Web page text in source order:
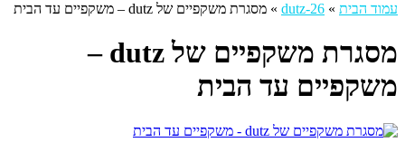
עמוד הבית »
dutz-26
» מסגרת משקפיים של dutz – משקפיים עד הבית
מסגרת משקפיים של dutz –
משקפיים עד הבית